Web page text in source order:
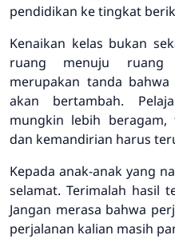
pendidikan ke tingkat
Kenaikan kelas bukan
ruang menuju ruang
merupakan tanda
akan bertambah.
mungkin lebih beragam,
dan kemandirian harus
Kepada anak-anak yang
selamat. Terimalah hasil
Jangan merasa bahwa
perjalanan kalian masih